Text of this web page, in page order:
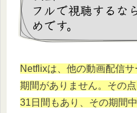
フルで視聴するな
めです。
Netflixは、他の動画配信
期間がありません。その
31日間もあり、その期間